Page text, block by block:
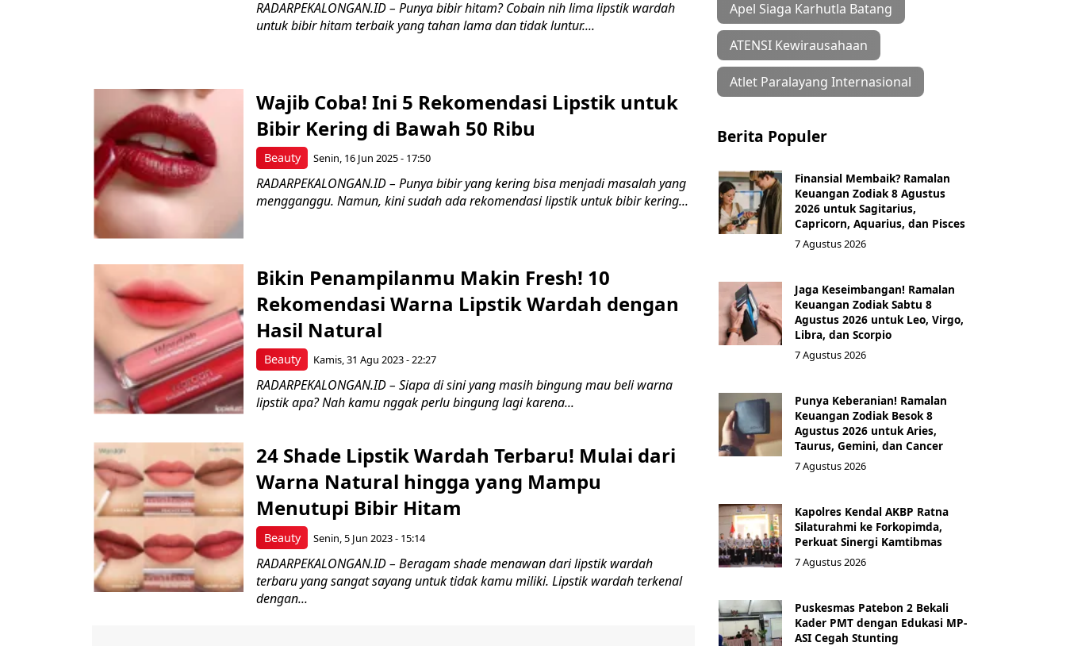
RADARPEKALONGAN.ID – Punya bibir hitam? Cobain nih lima lipstik wardah
untuk bibir hitam terbaik yang tahan lama dan tidak luntur....
Beauty
Wajib Coba! Ini 5 Rekomendasi Lipstik untuk
Bibir Kering di Bawah 50 Ribu
Senin, 16 Jun 2025 - 17:50
RADARPEKALONGAN.ID – Punya bibir yang kering bisa menjadi masalah yang
mengganggu. Namun, kini sudah ada rekomendasi lipstik untuk bibir kering...
Beauty
Bikin Penampilanmu Makin Fresh! 10
Rekomendasi Warna Lipstik Wardah dengan
Hasil Natural
Kamis, 31 Agu 2023 - 22:27
RADARPEKALONGAN.ID – Siapa di sini yang masih bingung mau beli warna
lipstik apa? Nah kamu nggak perlu bingung lagi karena...
Beauty
24 Shade Lipstik Wardah Terbaru! Mulai dari
Warna Natural hingga yang Mampu
Menutupi Bibir Hitam
Senin, 5 Jun 2023 - 15:14
RADARPEKALONGAN.ID – Beragam shade menawan dari lipstik wardah
terbaru yang sangat sayang untuk tidak kamu miliki. Lipstik wardah terkenal
dengan...
Apel Siaga Karhutla Batang
ATENSI Kewirausahaan
Atlet Paralayang Internasional
Berita Populer
Finansial Membaik? Ramalan
Keuangan Zodiak 8 Agustus
2026 untuk Sagitarius,
Capricorn, Aquarius, dan Pisces
7 Agustus 2026
Jaga Keseimbangan! Ramalan
Keuangan Zodiak Sabtu 8
Agustus 2026 untuk Leo, Virgo,
Libra, dan Scorpio
7 Agustus 2026
Punya Keberanian! Ramalan
Keuangan Zodiak Besok 8
Agustus 2026 untuk Aries,
Taurus, Gemini, dan Cancer
7 Agustus 2026
Kapolres Kendal AKBP Ratna
Silaturahmi ke Forkopimda,
Perkuat Sinergi Kamtibmas
7 Agustus 2026
Puskesmas Patebon 2 Bekali
Kader PMT dengan Edukasi MP-
ASI Cegah Stunting